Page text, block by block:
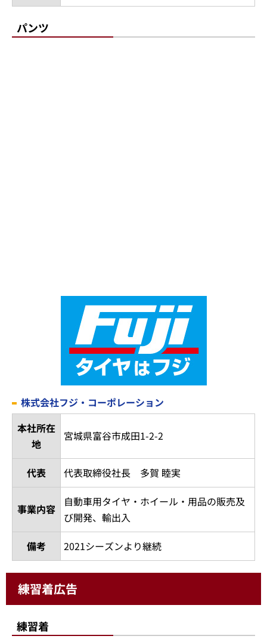
パンツ
株式会社フジ・コーポレーション
本社所在
地
宮城県富谷市成田1-2-2
代表 代表取締役社長 多賀 睦実
事業内容
自動車用タイヤ・ホイール・用品の販売及
び開発、輸出入
備考
2021シーズンより継続
練習着広告
練習着